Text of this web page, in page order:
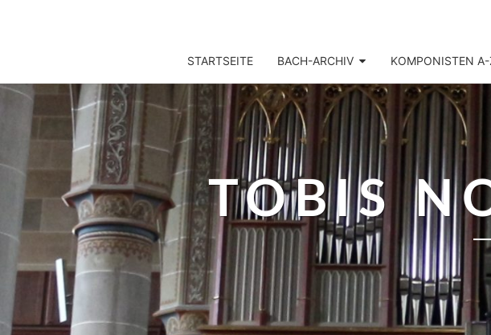
STARTSEITE BACH-ARCHIV KOMPONISTEN
TOBIS